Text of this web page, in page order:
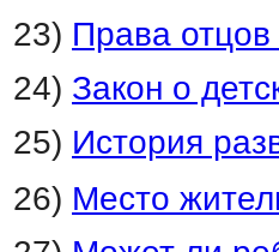
23) Права
24) Закон о
25) История
26) Место